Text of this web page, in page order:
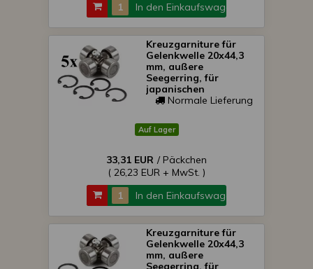
In den Einkaufswagen
Kreuzgarniture für
Gelenkwelle 20x44,3
mm, außere
Seegerring, für
japanischen
Kleintraktoren, Packet
SONDERPREIS!
Normale Lieferung
Auf Lager
33,31 EUR / Päckchen
( 26,23 EUR + MwSt. )
In den Einkaufswagen
Kreuzgarniture für
Gelenkwelle 20x44,3
mm, außere
Seegerring, für